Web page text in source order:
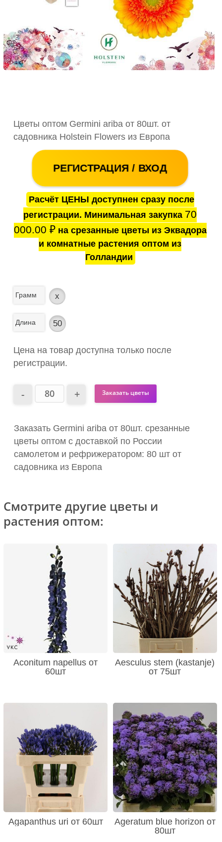
Цветы оптом Germini ariba от 80шт. от
садовника Holstein Flowers из Европа
РЕГИСТРАЦИЯ / ВХОД
Расчёт ЦЕНЫ доступнен сразу после
регистрации. Минимальная закупка 70
000.00 ₽на срезанные цветы из Эквадора
и комнатные растения оптом из
Голландии
Грамм x
Длина 50
Цена на товар доступна только после
регистрации.
Заказать цветы
Заказать Germini ariba от 80шт. срезанные
цветы оптом с доставкой по России
самолетом и рефрижератором: 80 шт от
садовника из Европа
Смотрите другие цветы и
растения оптом:
Aconitum napellus от
60шт
Aesculus stem (kastanje)
от 75шт
Agapanthus uri от 60шт
Ageratum blue horizon от
80шт